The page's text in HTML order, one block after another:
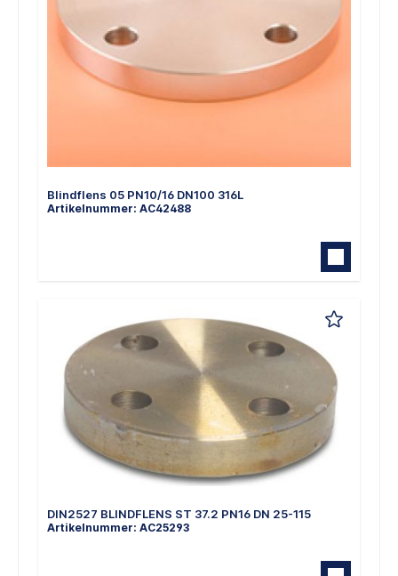
Blindflens 05 PN10/16 DN100 316L
Artikelnummer: AC42488
DIN2527 BLINDFLENS ST 37.2 PN16 DN 25-115
Artikelnummer: AC25293